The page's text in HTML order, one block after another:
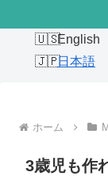
English
日本語
ホーム
3歳児も作